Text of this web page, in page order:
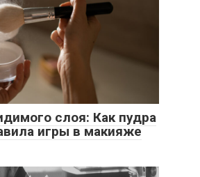
слоя: Как пудра
игры в макияже